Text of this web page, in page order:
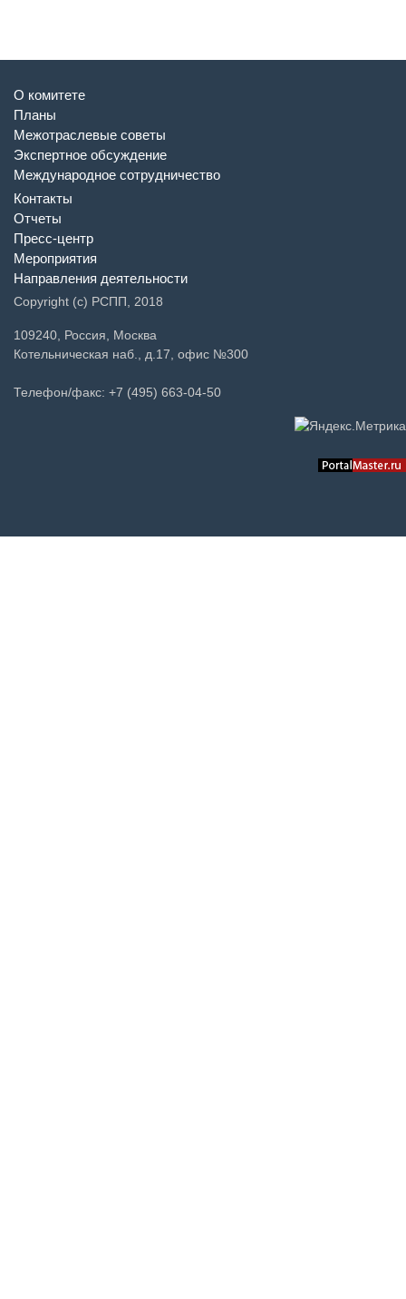
О комитете
Планы
Межотраслевые советы
Экспертное обсуждение
Международное сотрудничество
Контакты
Отчеты
Пресс-центр
Мероприятия
Направления деятельности
Copyright (c) РСПП, 2018
109240, Россия, Москва
Котельническая наб., д.17, офис №300
Телефон/факс: +7 (495) 663-04-50